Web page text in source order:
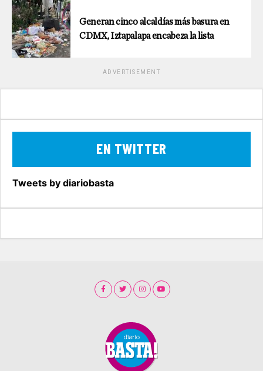
Generan cinco alcaldías más basura en
CDMX, Iztapalapa encabeza la lista
ADVERTISEMENT
EN TWITTER
Tweets by diariobasta